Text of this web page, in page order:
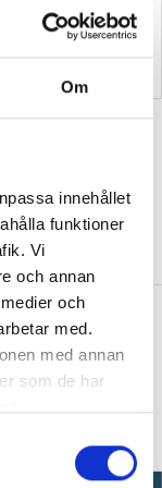
Om
innehållet
funktioner
Vi
och annan
och
med.
med annan
som de har
luckrar upp
vägledare